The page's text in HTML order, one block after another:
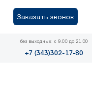
Заказать звонок
без выходных: с 9.00 до 21.00
+7 (343)302-17-80